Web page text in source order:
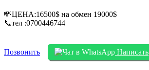
💸ЦЕНА:16500$ на обмен 19000$
📞тел :0700446744
Позвонить Написать